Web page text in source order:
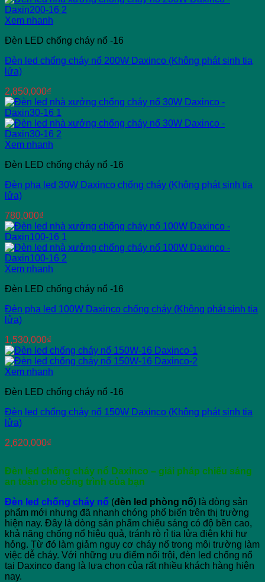
Xem nhanh
Đèn LED chống cháy nổ -16
Đèn led chống cháy nổ 200W Daxinco (Không phát sinh tia
lửa)
2,850,000₫
Xem nhanh
Đèn LED chống cháy nổ -16
Đèn pha led 30W Daxinco chống cháy (Không phát sinh tia
lửa)
780,000₫
Xem nhanh
Đèn LED chống cháy nổ -16
Đèn pha led 100W Daxinco chống cháy (Không phát sinh tia
lửa)
1,530,000₫
Xem nhanh
Đèn LED chống cháy nổ -16
Đèn led chống cháy nổ 150W Daxinco (Không phát sinh tia
lửa)
2,620,000₫
Đèn led chống cháy nổ Daxinco – giải pháp chiếu sáng
an toàn cho công trình của bạn
Đèn led chống cháy nổ (đèn led phòng nổ) là dòng sản
phẩm mới nhưng đã nhanh chóng phổ biến trên thị trường
hiện nay. Đây là dòng sản phẩm chiếu sáng có độ bền cao,
khả năng chống nổ hiệu quả, tránh rò rỉ tia lửa điện khi hư
hỏng. Từ đó làm giảm nguy cơ cháy nổ trong môi trường làm
việc dễ cháy. Với những ưu điểm nổi trội, đèn led chống nổ
tại Daxinco đang là lựa chọn của rất nhiều khách hàng hiện
nay.